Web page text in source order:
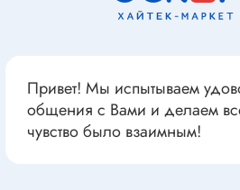
Привет! Мы испытываем
общения с Вами и делаем
чувство было взаимным!